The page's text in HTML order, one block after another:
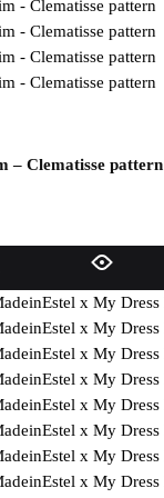
– Clematisse pattern